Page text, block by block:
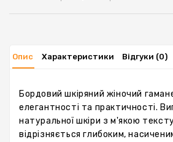
Опис Характеристики Відгуки (0)
Бордовий шкіряний жіночий
елегантності та практичності.
натуральної шкіри з м'якою
відрізняється глибоким,